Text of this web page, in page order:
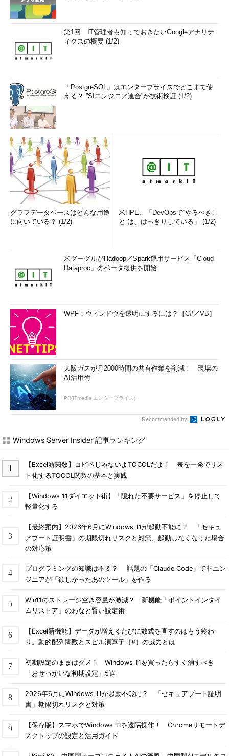
第1回 IT管理者も知っておきたいGoogleアナリテ
ィクスの概要 (1/2)
「PostgreSQL」はエンタープライズでどこまで使
える？ ”SIエンジニア連合”が技術検証 (1/2)
グラフデータベースはどんな用途
に向いている？ (1/2)
米HPE、「DevOpsで“やるべきこ
と”は、はっきりしている」 (1/2)
米グーグルがHadoop／Spark運用サービス「Cloud
Dataproc」のベータ提供を開始
WPF：ウィンドウを透明にするには？［C#／VB］
大阪ガスが月2000時間の共有作業を削減！ 現場の
AI活用術
PR(ITmedia エンタープライズ)
Recommended by
Windows Server Insider 記事ランキング
【Excel新関数】コピペじゃないよTOCOLだよ！ 表を一発でリス
ト化するTOCOL関数の基本と実践
【Windows 11ダイエット術】「隠れた不要サービス」を停止して
軽量化する
【最終案内】2026年6月にWindows 11が起動不能に？ 「セキュ
アブート証明書」の期限切れリスクと対策、起動しなくなった場合
の対応策
プログラミングの知識は不要？ 話題の「Claude Code」で非エン
ジニアが「欲しかったあのツール」を作る
Win11のストレージ空き容量が激減？ 新機能「ポイントインタイ
ムリストア」のわなと賢い設定術
【Excel新機能】データが増えるたびに数式を直すのはもう終わ
り。動的配列関数とスピル演算子（#）の威力とは
初期設定のままはダメ！ Windows 11を買ったらすぐ消すべき
「おせっかいな初期設定」5選
2026年6月にWindows 11が起動不能に？ 「セキュアブート証明
書」期限切れリスクと対策
【保存版】スマホでWindows 11を遠隔操作！ Chromeリモートデ
スクトップの設定と活用ガイド